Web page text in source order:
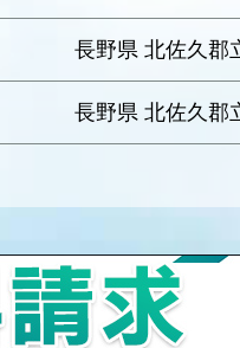
長野県 北佐久郡
長野県 北佐久郡